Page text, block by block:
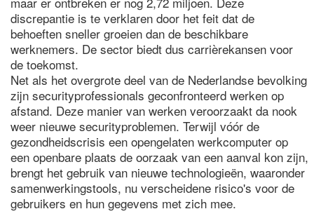
discrepantie is te verklaren door het feit dat de
behoeften sneller groeien dan de beschikbare
werknemers. De sector biedt dus carrièrekansen voor
de toekomst.
Net als het overgrote deel van de Nederlandse bevolking
zijn securityprofessionals geconfronteerd werken op
afstand. Deze manier van werken veroorzaakt da nook
weer nieuwe securityproblemen. Terwijl vóór de
gezondheidscrisis een opengelaten werkcomputer op
een openbare plaats de oorzaak van een aanval kon zijn,
brengt het gebruik van nieuwe technologieën, waaronder
samenwerkingstools, nu verscheidene risico's voor de
gebruikers en hun gegevens met zich mee.